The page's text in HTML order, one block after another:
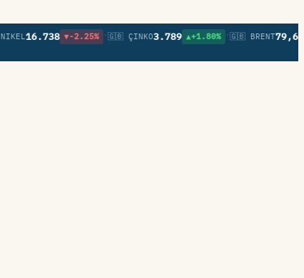
▼-2.25% •🇬🇧 ÇINKO3.789 ▲+1.80% •🇬🇧 BRENT79,64